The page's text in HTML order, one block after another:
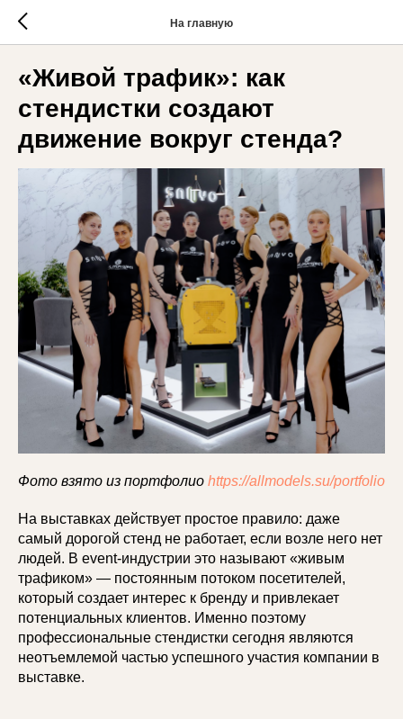
На главную
«Живой трафик»: как
стендистки создают
движение вокруг стенда?
Фото взято из портфолио https://allmodels.su/portfolio
На выставках действует простое правило: даже
самый дорогой стенд не работает, если возле него нет
людей. В event-индустрии это называют «живым
трафиком» — постоянным потоком посетителей,
который создает интерес к бренду и привлекает
потенциальных клиентов. Именно поэтому
профессиональные стендистки сегодня являются
неотъемлемой частью успешного участия компании в
выставке.